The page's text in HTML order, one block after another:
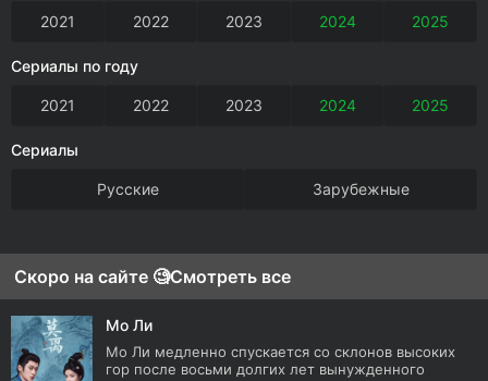
2021 2022 2023 2024 2025
Сериалы по году
2021 2022 2023 2024 2025
Сериалы
Русские Зарубежные
Скоро на сайте 🧐Смотреть все
Мо Ли
Мо Ли медленно спускается со склонов высоких
гор после восьми долгих лет вынужденного